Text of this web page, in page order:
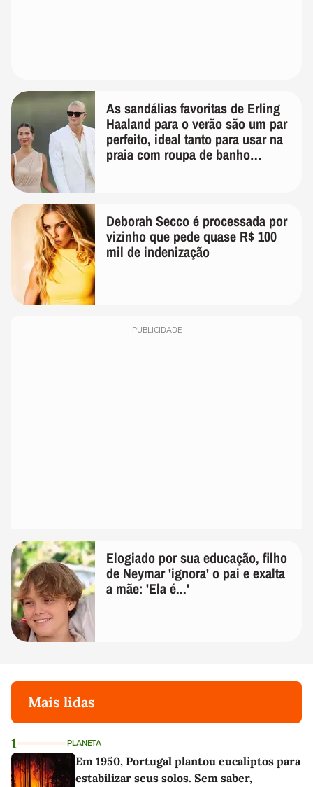
As sandálias favoritas de Erling
Haaland para o verão são um par
perfeito, ideal tanto para usar na
praia com roupa de banho
Deborah Secco é processada por
vizinho que pede quase R$ 100
mil de indenização
PUBLICIDADE
Elogiado por sua educação, filho
de Neymar 'ignora' o pai e exalta
a mãe: 'Ela é...'
Mais lidas
1 PLANETA
Em 1950, Portugal plantou eucaliptos para
estabilizar seus solos. Sem saber,